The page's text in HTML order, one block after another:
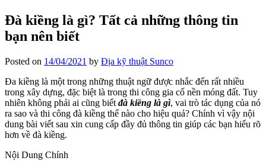
Đà kiềng là gì? Tất cả những thông tin
bạn nên biết
Posted on 14/04/2021 by Địa kỹ thuật Sunco
Đa kiềng là một trong những thuật ngữ được nhắc đến rất nhiều
trong xây dựng, đặc biệt là trong thi công gia cố nền móng đất. Tuy
nhiên không phải ai cũng biết đà kiềng là gì, vai trò tác dụng của nó
ra sao và thi công đà kiềng thế nào cho hiệu quả? Chính vì vậy nội
dung bài viết sau xin cung cấp đầy đủ thông tin giúp các bạn hiểu rõ
hơn về đà kiềng.
Nội Dung Chính